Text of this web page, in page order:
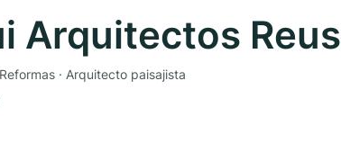
Arquitectos Reus
· Arquitecto paisajista